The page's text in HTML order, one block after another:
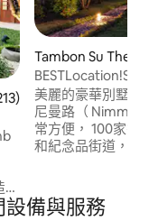
評價中獲得 4.96 的平
Tambon Su Thep
美麗的豪華別墅，
尼曼路（ Nimman
常方便， 100家餐
和紀念品街道，當
分鐘即可抵達清邁大學 15分鐘即
城區 距清邁動物園15分鐘 15分鐘即可抵達
備與服務